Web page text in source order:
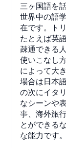
三ヶ国語を
世界中の語
在です。ト
たとえば英
疎通できる
使いこなし
によって大
場合は日本
の次にイタ
なシーンや
事、海外旅
とができる
な能力です。